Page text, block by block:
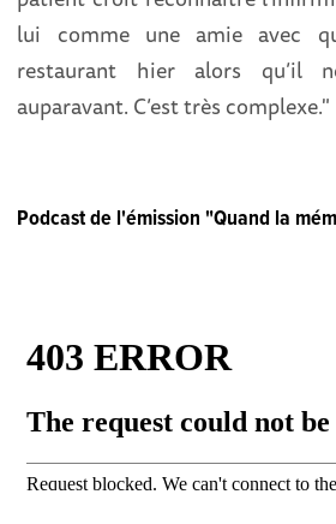
lui comme une amie avec
restaurant hier alors qu’il
auparavant. C’est très complexe."
Podcast de l'émission "Quand la